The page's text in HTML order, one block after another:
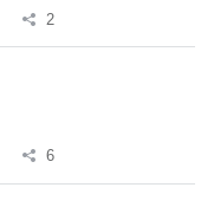
2
6